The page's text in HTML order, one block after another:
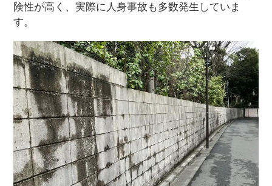
険性が高く、実際に人身事故も多数発生していま
す。